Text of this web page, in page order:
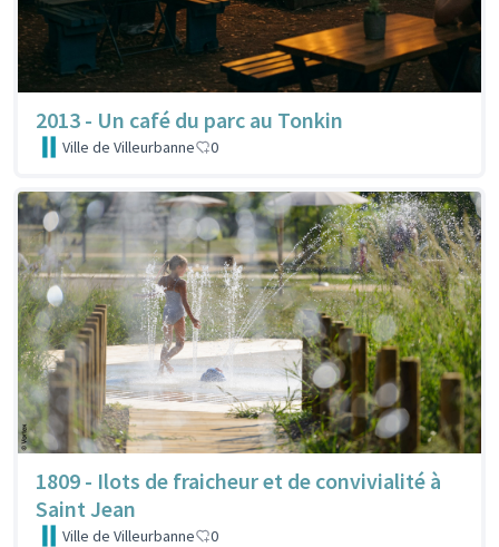
2013 - Un café du parc au Tonkin
Ville de Villeurbanne 0
1809 - Ilots de fraicheur et de convivialité à
Saint Jean
Ville de Villeurbanne 0